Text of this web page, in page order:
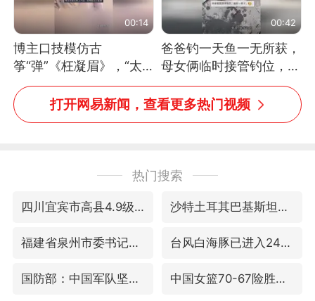
00:14
博主口技模仿古
筝“弹”《枉凝眉》，“太
像了～你是吃古筝长大的
吗？”“或将成为首位考级
不带古筝的选手。”（来
00:42
爸爸钓一天鱼一无所获，
母女俩临时接管钓位，用
玩具鱼竿钓上大鱼
打开网易新闻，查看更多热门视频
热门搜索
四川宜宾市高县4.9级地震致1人死亡 沙特土耳其巴基斯坦签署共同防务协议
福建省泉州市委书记张毅恭接受纪律审查和监察调查 台风白海豚已进入24小时警戒线
国防部：中国军队坚决反制任何闹海挑衅图谋 中国女篮70-67险胜尼日利亚女篮